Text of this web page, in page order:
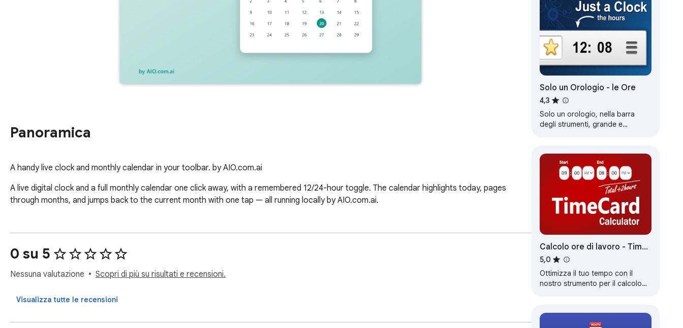
Panoramica
A handy live clock and monthly calendar in your toolbar. by AIO.com.ai
A live digital clock and a full monthly calendar one click away, with a remembered 12/24-hour toggle. The calendar highlights today, pages
through months, and jumps back to the current month with one tap — all running locally by AIO.com.ai.
0 su 5
Nessuna valutazione Scopri di più su risultati e recensioni.
Visualizza tutte le recensioni
Solo un Orologio - le Ore
4,3
Solo un orologio, nella barra
degli strumenti, grande e
Calcolo ore di lavoro - Time
Card Calculator
5,0
Ottimizza il tuo tempo con il
nostro strumento per il calcolo